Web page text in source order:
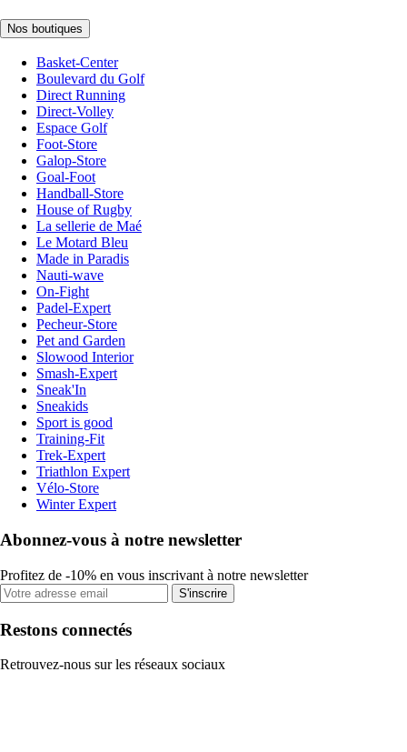
Nos boutiques
Basket-Center
Boulevard du Golf
Direct Running
Direct-Volley
Espace Golf
Foot-Store
Galop-Store
Goal-Foot
Handball-Store
House of Rugby
La sellerie de Maé
Le Motard Bleu
Made in Paradis
Nauti-wave
On-Fight
Padel-Expert
Pecheur-Store
Pet and Garden
Slowood Interior
Smash-Expert
Sneak'In
Sneakids
Sport is good
Training-Fit
Trek-Expert
Triathlon Expert
Vélo-Store
Winter Expert
Abonnez-vous à notre newsletter
Profitez de -10% en vous inscrivant à notre newsletter
S'inscrire
Restons connectés
Retrouvez-nous sur les réseaux sociaux